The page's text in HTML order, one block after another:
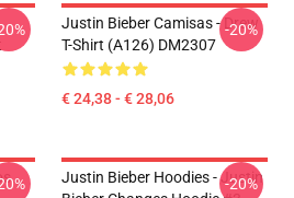
Justin Bieber Camisas - Drew
T-Shirt (A126) DM2307
€ 24,38 - € 28,06
-20%
Justin Bieber Hoodies - Justin
-20%